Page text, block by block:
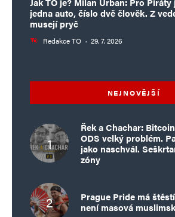
jedna auto, číslo dvě člověk. Z
musejí pryč
Redakce TO · 29. 7. 2026
NEJNOVĚJŠÍ
Řek a Chachar:
ODS velký problém.
jako naschvál.
zóny
Prague Pride má
není masová